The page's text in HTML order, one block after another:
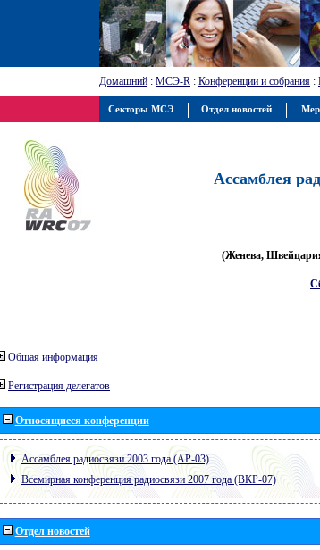
Домашний : МСЭ-R : Конференции и собрания :
Ассамблея
(Женева,
Общая информация
Регистрация делегатов
Относящиеся конференции
Ассамблея радиосвязи 2003 года (АР-03)
Всемирная конференция радиосвязи 2007 года (ВКР-07)
Отдел новостей
Секторы МСЭ Отдел новостей